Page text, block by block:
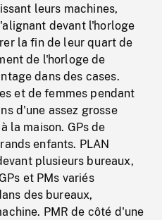
leurs machines,
devant l'horloge
la fin de leur quart de
de l'horloge de
dans des cases.
et de femmes pendant
d'une assez grosse
la maison. GPs de
enfants. PLAN
plusieurs bureaux,
et PMs variés
des bureaux,
PMR de côté d'une